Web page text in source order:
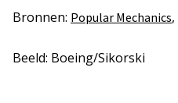
Bronnen: Popular Mechanics,
Beeld: Boeing/Sikorski